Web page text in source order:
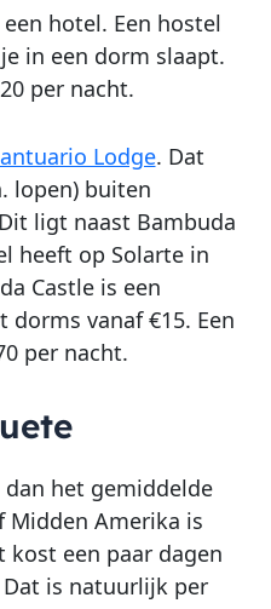
hotel. Een hostel
in een dorm slaapt.
per nacht.
Lodge. Dat
lopen) buiten
ligt naast Bambuda
heeft op Solarte in
Castle is een
dorms vanaf €15. Een
per nacht.
het gemiddelde
Midden Amerika is
kost een paar dagen
is natuurlijk per